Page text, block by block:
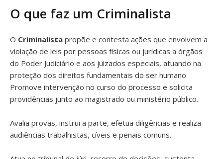
O que faz um Criminalista
O Criminalista propõe e contesta ações que envolvem a
violação de leis por pessoas físicas ou jurídicas a órgãos
do Poder Judiciário e aos juizados especiais, atuando na
proteção dos direitos fundamentais do ser humano
Promove intervenção no curso do processo e solicita
providências junto ao magistrado ou ministério público.
Avalia provas, instrui a parte, efetua diligências e realiza
audiências trabalhistas, cíveis e penais comuns.